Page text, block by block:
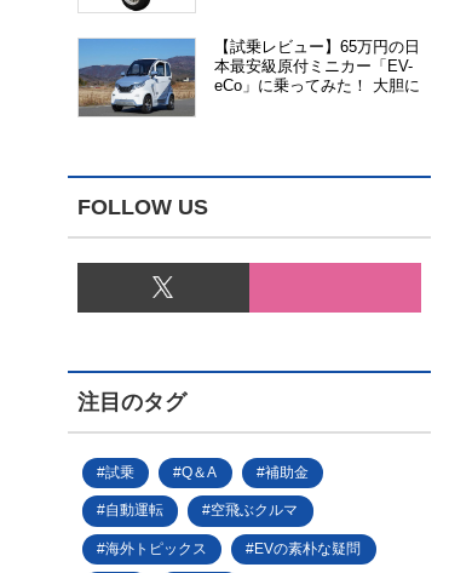
【試乗レビュー】65万円の日
本最安級原付ミニカー「EV-
eCo」に乗ってみた！ 大胆に
FOLLOW US
注目のタグ
試乗 Q＆A 補助金
自動運転 空飛ぶクルマ
海外トピックス EVの素朴な疑問